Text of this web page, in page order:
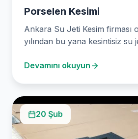
Porselen Kesimi
Ankara Su Jeti Kesim firması
yılından bu yana kesintisiz su
Devamını okuyun
20 Şub